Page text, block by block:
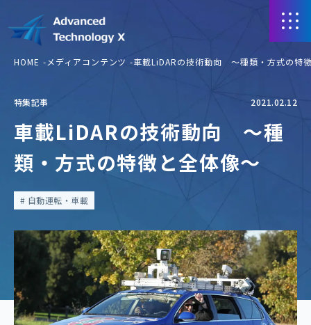
HOME メディアコンテンツ 車載LiDARの技術動向 ～種類・方式の特
特集記事 2021.02.12
車載LiDARの技術動向 ～種
類・方式の特徴と全体像～
自動運転・車載